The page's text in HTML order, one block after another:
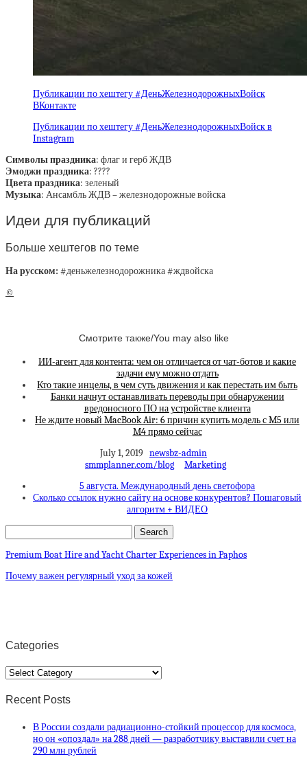
Публикации по хештегу #ДеньЖелезнодорожныхВойск
ВКонтакте
Публикации по хештегу #ДеньЖелезнодорожныхВойск в
Instagram
Символы праздника: флаг и герб ЖДВ
Эмоджи праздника: ????
Цвета праздника: зеленый
Музыка: Ансамбль ЖДВ – железнодорожные войска
Идеи для публикаций
Больше хештегов по теме
На русском: #деньжелезнодорожника #ждвойска
©
Смотрите также/You may also like
ИИ-агент для контента: чем он отличается от чат-ботов и какие
задачи ему можно отдать
Кто такие инцелы, в чем суть движения и как перестать им быть
Банки начнут останавливать переводы при обнаружении
вредоносного ПО на устройстве клиента
Не ждите новый MacBook Air: 6 причин купить модель с M5 или
M4 прямо сейчас
July 1, 2019 newsbz-admin
smmplanner.com/blog
Marketing
5 августа. Международный день светофора
Сколько ссылок нужно сайту на основе конкурентов? Пошаговый
алгоритм + ВИДЕО
Premium Boat Hire and Yacht Charter Experiences in Paphos
Почему важен регулярный уход за кожей
Categories
Categories
Recent Posts
В России создали радиационно-стойкий процессор для космоса,
но он «опоздал» на 288 дней — разработчику выставили счет на
290 млн рублей